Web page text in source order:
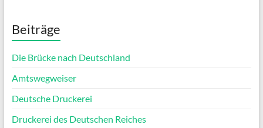
Beiträge
Die Brücke nach Deutschland
Amtswegweiser
Deutsche Druckerei
Druckerei des Deutschen Reiches